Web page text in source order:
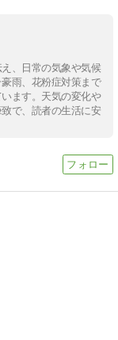
、日常の気象や気候
雨、花粉症対策まで
ます。天気の変化や
で、読者の生活に安